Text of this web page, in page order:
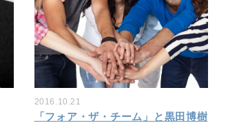
2016.10.21
「フォア・ザ・チーム」と黒田博樹